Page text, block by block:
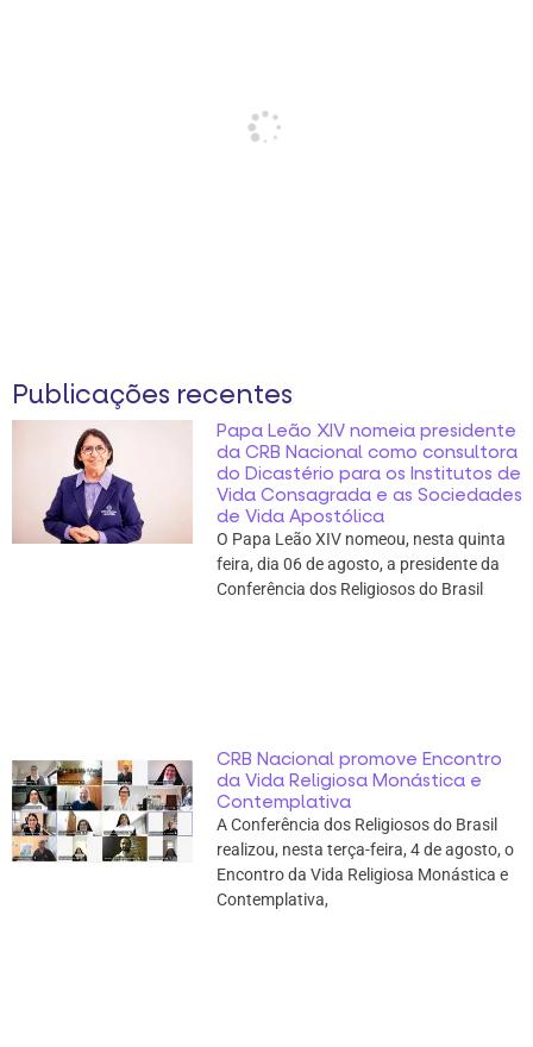
Publicações recentes
Papa Leão XIV nomeia presidente
da CRB Nacional como consultora
do Dicastério para os Institutos de
Vida Consagrada e as Sociedades
de Vida Apostólica
O Papa Leão XIV nomeou, nesta quinta
feira, dia 06 de agosto, a presidente da
Conferência dos Religiosos do Brasil
CRB Nacional promove Encontro
da Vida Religiosa Monástica e
Contemplativa
A Conferência dos Religiosos do Brasil
realizou, nesta terça-feira, 4 de agosto, o
Encontro da Vida Religiosa Monástica e
Contemplativa,